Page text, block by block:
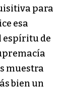
para
esa
espíritu de
muestra
bien un